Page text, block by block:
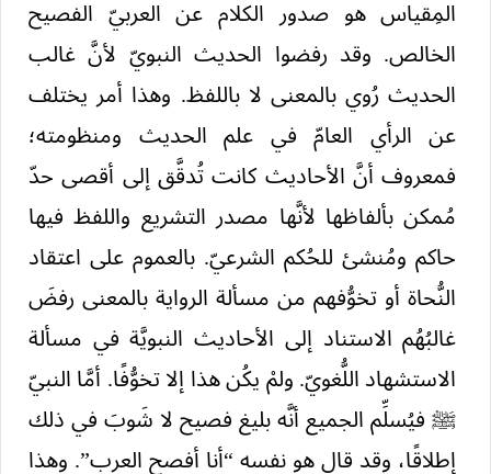
المِقياس هو صدور الكلام عن العربيّ الفصيح
الخالص. وقد رفضوا الحديث النبويّ لأنَّ غالب
الحديث رُوي بالمعنى لا باللفظ. وهذا أمر يختلف
عن الرأي العامّ في علم الحديث ومنظومته؛
فمعروف أنَّ الأحاديث كانت تُدقَّق إلى أقصى حدّ
مُمكن بألفاظها لأنَّها مصدر التشريع واللفظ فيها
حاكم ومُنشئ للحُكم الشرعيّ. بالعموم على اعتقاد
النُّحاة أو تخوُّفهم من مسألة الرواية بالمعنى رفضَ
غالبُهُم الاستناد إلى الأحاديث النبويَّة في مسألة
الاستشهاد اللُّغويّ. ولمْ يكُن هذا إلا تخوُّفًا. أمَّا النبيّ
ﷺ فيُسلِّم الجميع أنَّه بليغ فصيح لا شَوبَ في ذلك
إطلاقًا، وقد قال هو نفسه “أنا أفصح العرب”. وهذا